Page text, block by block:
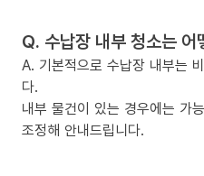
Q. 수납장 내부 청소는 어
A. 기본적으로 수납장 내부는
다.
내부 물건이 있는 경우에는 가
조정해 안내드립니다.